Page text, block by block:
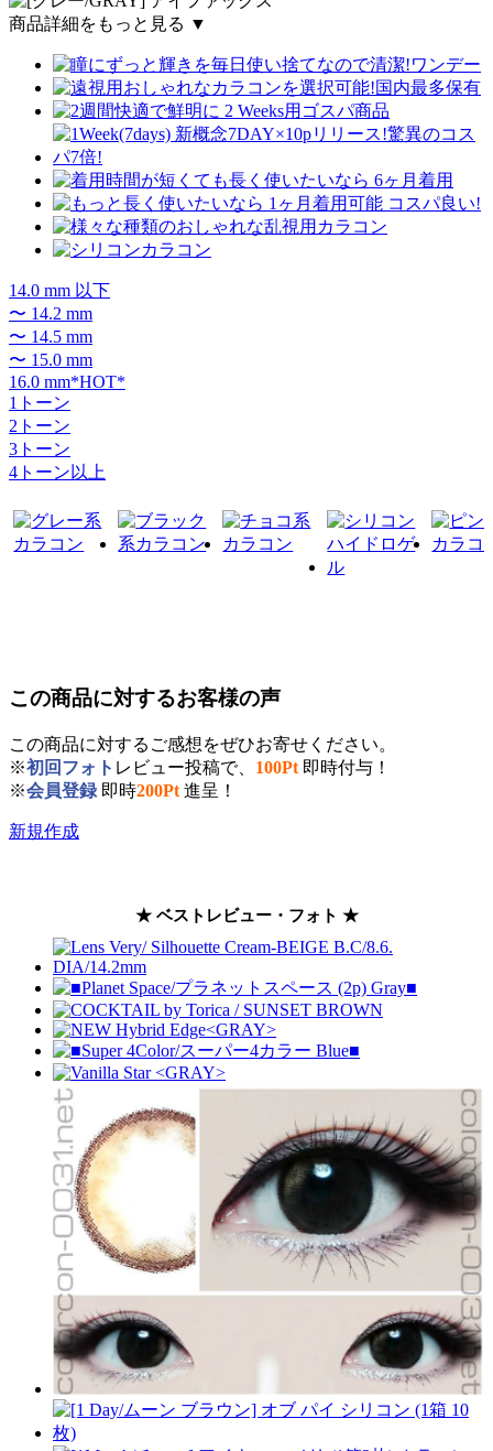
商品詳細をもっと見る ▼
14.0 mm 以下
〜 14.2 mm
〜 14.5 mm
〜 15.0 mm
16.0 mm*HOT*
1トーン
2トーン
3トーン
4トーン以上
この商品に対するお客様の声
この商品に対するご感想をぜひお寄せください。
※初回フォト レビュー投稿で、 100Pt 即時付与！
※会員登録 即時200Pt 進呈！
新規作成
★ ベストレビュー・フォト ★